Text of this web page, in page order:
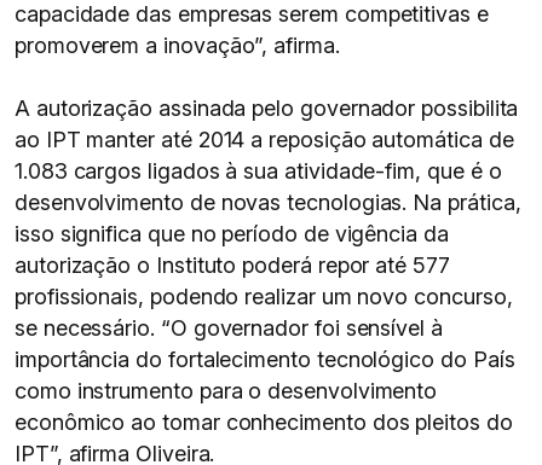
capacidade das empresas serem competitivas e
promoverem a inovação”, afirma.
A autorização assinada pelo governador possibilita
ao IPT manter até 2014 a reposição automática de
1.083 cargos ligados à sua atividade-fim, que é o
desenvolvimento de novas tecnologias. Na prática,
isso significa que no período de vigência da
autorização o Instituto poderá repor até 577
profissionais, podendo realizar um novo concurso,
se necessário. “O governador foi sensível à
importância do fortalecimento tecnológico do País
como instrumento para o desenvolvimento
econômico ao tomar conhecimento dos pleitos do
IPT”, afirma Oliveira.